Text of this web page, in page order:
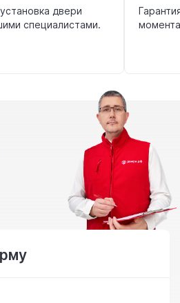
двери
специалистами.